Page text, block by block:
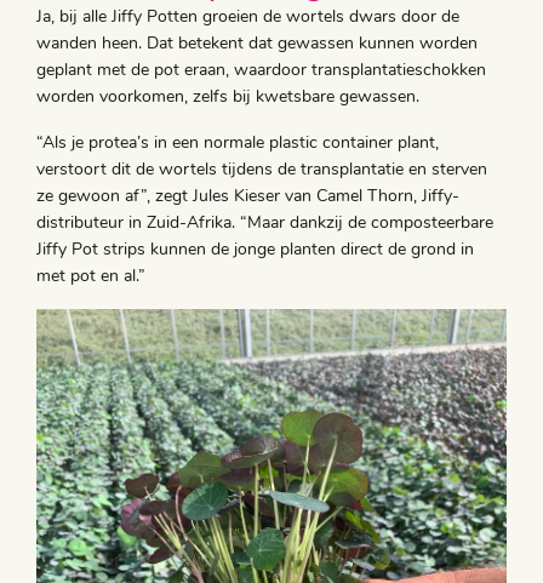
Ja, bij alle Jiffy Potten groeien de wortels dwars door de
wanden heen. Dat betekent dat gewassen kunnen worden
geplant met de pot eraan, waardoor transplantatieschokken
worden voorkomen, zelfs bij kwetsbare gewassen.
“Als je protea’s in een normale plastic container plant,
verstoort dit de wortels tijdens de transplantatie en sterven
ze gewoon af”, zegt Jules Kieser van Camel Thorn, Jiffy-
distributeur in Zuid-Afrika. “Maar dankzij de composteerbare
Jiffy Pot strips kunnen de jonge planten direct de grond in
met pot en al.”